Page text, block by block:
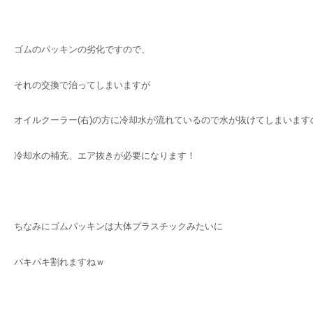
ゴムのパッキンの劣化ですので、
それの交換で治ってしまいますが
オイルクーラー(右)の方に冷却水が流れているので水が抜けてしまいます
冷却水の補充、エア抜きが必要になります！
ちなみにゴムパッキンは大体プラスチックみたいに
パキパキ割れますねｗ